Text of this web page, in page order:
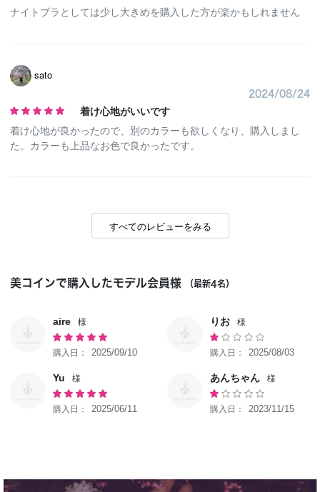
ナイトブラとしては少し大きめを購入した方が楽かもしれません
sato
2024/08/24
着け心地がいいです
着け心地が良かったので、別のカラーも欲しくなり、購入しまし
た。カラーも上品なお色で良かったです。
すべてのレビューをみる
美コインで購入したモデル会員様 （最新4名）
aire
2025/09/10
りお
2025/08/03
Yu
2025/06/11
あんちゃん
2023/11/15